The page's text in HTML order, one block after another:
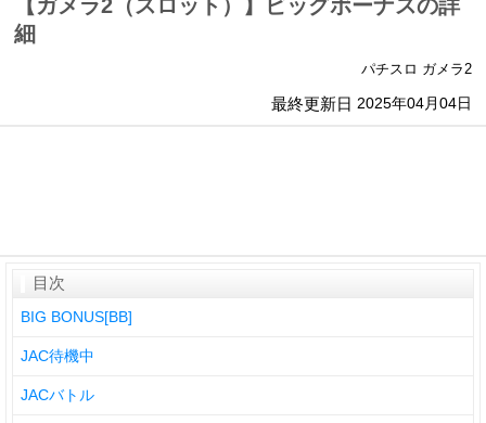
【ガメラ2（スロット）】ビッグボーナスの詳
細
パチスロ ガメラ2
最終更新日 2025年04月04日
目次
BIG BONUS[BB]
JAC待機中
JACバトル